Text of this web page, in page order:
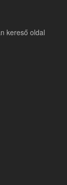
kereső oldal